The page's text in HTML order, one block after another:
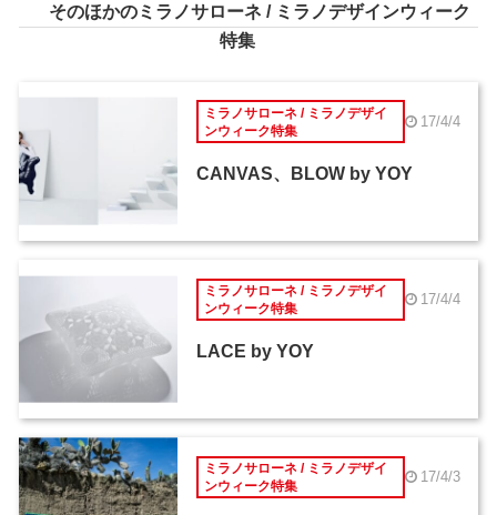
そのほかのミラノサローネ / ミラノデザインウィーク
特集
ミラノサローネ / ミラノデザイ
ンウィーク特集
17/4/4
CANVAS、BLOW by YOY
ミラノサローネ / ミラノデザイ
ンウィーク特集
17/4/4
LACE by YOY
ミラノサローネ / ミラノデザイ
ンウィーク特集
17/4/3